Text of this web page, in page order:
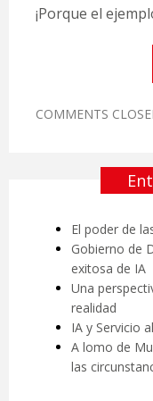
¡Porque el
COMMENTS
El poder de
Gobierno de
exitosa de IA
Una
realidad
IA y Servicio
A lomo de
las